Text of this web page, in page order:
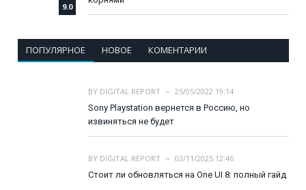
9.0
ПОПУЛЯРНОЕ НОВОЕ КОМЕНТАРИИ
BY DIGITAL REPORT
25/05/2022 19:14
Sony Playstation вернется в Россию, но
извиняться не будет
BY DIGITAL REPORT
03/11/2025 12:46
Стоит ли обновляться на One UI 8: полный гайд